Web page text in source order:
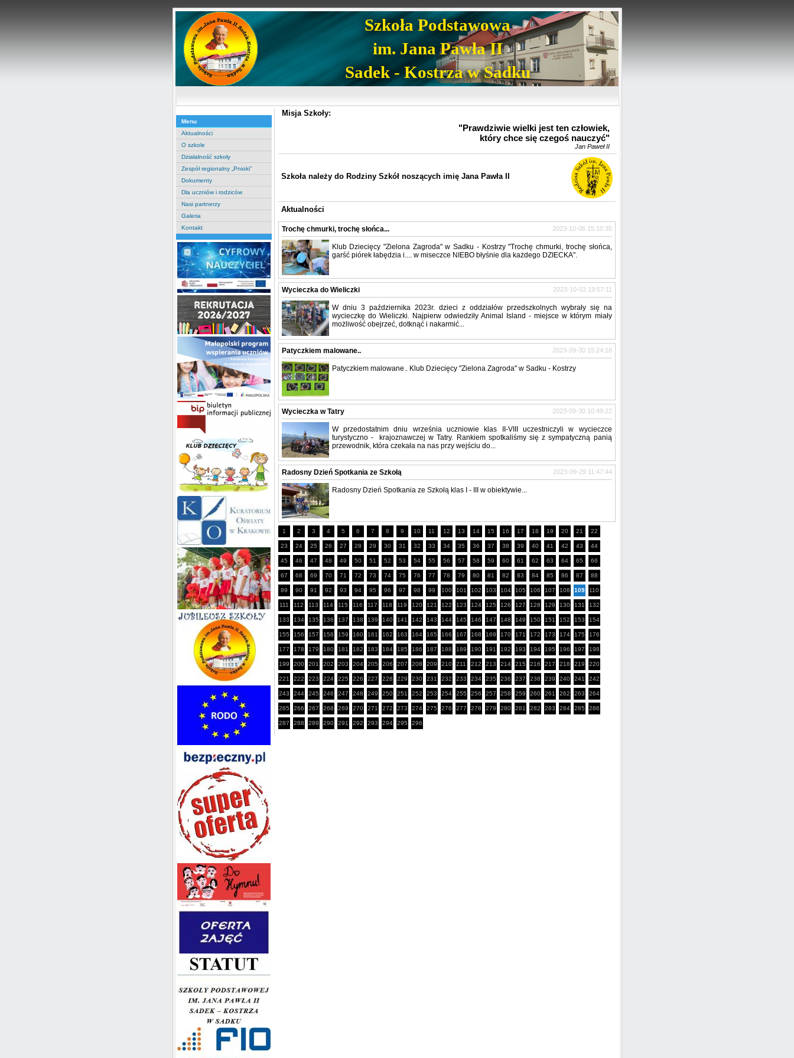
Szkoła Podstawowa
im. Jana Pawła II
Sadek - Kostrza w Sadku
Menu
Aktualności
O szkole
Działalność szkoły
Zespół regionalny „Pnioki”
Dokumenty
Dla uczniów i rodziców
Nasi partnerzy
Galeria
Kontakt
Misja Szkoły:
"Prawdziwie wielki jest ten człowiek,
który chce się czegoś nauczyć"
Jan Paweł II
Szkoła należy do Rodziny Szkół noszących imię Jana Pawła II
Aktualności
Trochę chmurki, trochę słońca... 2023-10-06 15:10:35
Klub Dziecięcy "Zielona Zagroda" w Sadku - Kostrzy "Trochę chmurki, trochę słońca,
garść piórek łabędzia i.... w miseczce NIEBO błyśnie dla każdego DZIECKA".
Wycieczka do Wieliczki 2023-10-03 19:57:11
W dniu 3 października 2023r. dzieci z oddziałów przedszkolnych wybrały się na
wycieczkę do Wieliczki. Najpierw odwiedziły Animal Island - miejsce w którym miały
możliwość obejrzeć, dotknąć i nakarmić...
Patyczkiem malowane.. 2023-09-30 15:24:18
Patyczkiem malowane.. Klub Dziecięcy "Zielona Zagroda" w Sadku - Kostrzy
Wycieczka w Tatry 2023-09-30 10:49:22
W przedostatnim dniu września uczniowie klas II-VIII uczestniczyli w wycieczce
turystyczno - krajoznawczej w Tatry. Rankiem spotkaliśmy się z sympatyczną panią
przewodnik, która czekała na nas przy wejściu do...
Radosny Dzień Spotkania ze Szkołą 2023-09-29 11:47:44
Radosny Dzień Spotkania ze Szkołą klas I - III w obiektywie...
1 2 3 4 5 6 7 8 9 10 11 12 13 14 15 16 17 18 19 20 21 22
23 24 25 26 27 28 29 30 31 32 33 34 35 36 37 38 39 40 41 42 43 44
45 46 47 48 49 50 51 52 53 54 55 56 57 58 59 60 61 62 63 64 65 66
67 68 69 70 71 72 73 74 75 76 77 78 79 80 81 82 83 84 85 86 87 88
89 90 91 92 93 94 95 96 97 98 99 100 101 102 103 104 105 106 107 108 109 110
111 112 113 114 115 116 117 118 119 120 121 122 123 124 125 126 127 128 129 130 131 132
133 134 135 136 137 138 139 140 141 142 143 144 145 146 147 148 149 150 151 152 153 154
155 156 157 158 159 160 161 162 163 164 165 166 167 168 169 170 171 172 173 174 175 176
177 178 179 180 181 182 183 184 185 186 187 188 189 190 191 192 193 194 195 196 197 198
199 200 201 202 203 204 205 206 207 208 209 210 211 212 213 214 215 216 217 218 219 220
221 222 223 224 225 226 227 228 229 230 231 232 233 234 235 236 237 238 239 240 241 242
243 244 245 246 247 248 249 250 251 252 253 254 255 256 257 258 259 260 261 262 263 264
265 266 267 268 269 270 271 272 273 274 275 276 277 278 279 280 281 282 283 284 285 286
287 288 289 290 291 292 293 294 295 296